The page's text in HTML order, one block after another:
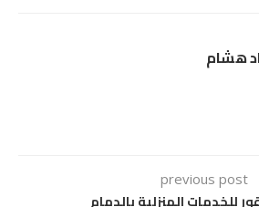
هشام
previous post
للخدمات المنزلية بالدمام